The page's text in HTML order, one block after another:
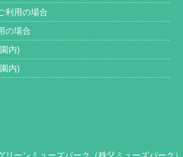
用の場合
の場合
内)
内)
ーンミューズパーク（秩父ミューズパーク）